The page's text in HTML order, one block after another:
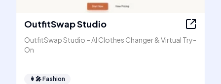
OutfitSwap Studio
OutfitSwap Studio – AI Clothes Changer & Virtual Try-
On
👩‍🎤Fashion